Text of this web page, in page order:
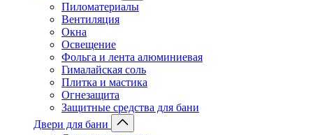
Пиломатериалы
Вентиляция
Окна
Освещение
Фольга и лента алюминиевая
Гималайская соль
Плитка и мастика
Огнезащита
Защитные средства для бани
Двери для бани